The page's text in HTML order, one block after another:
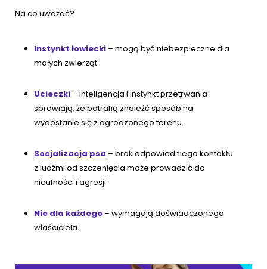
Na co uważać?
Instynkt łowiecki – mogą być niebezpieczne dla
małych zwierząt.
Ucieczki – inteligencja i instynkt przetrwania
sprawiają, że potrafią znaleźć sposób na
wydostanie się z ogrodzonego terenu.
Socjalizacja psa – brak odpowiedniego kontaktu
z ludźmi od szczenięcia może prowadzić do
nieufności i agresji.
Nie dla każdego – wymagają doświadczonego
właściciela.